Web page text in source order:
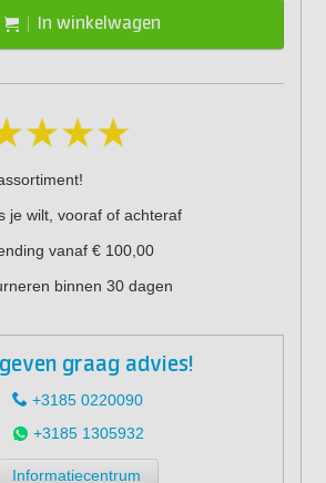
In winkelwagen
je wilt, vooraf of achteraf
vanaf € 100,00
binnen 30 dagen
graag advies!
+3185 0220090
+3185 1305932
Informatiecentrum